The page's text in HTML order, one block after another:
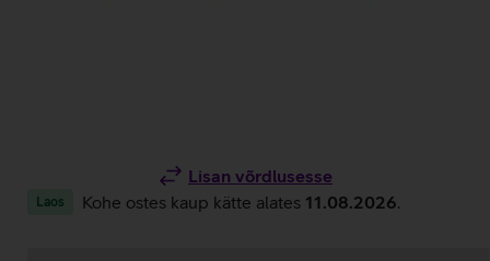
Lisan võrdlusesse
Laos Kohe ostes kaup kätte alates 11.08.2026